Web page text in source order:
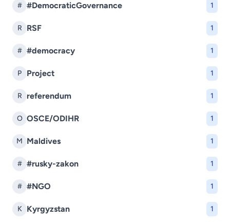
# #DemocraticGovernance 1
R RSF 1
# #democracy 1
P Project 1
R referendum 1
O OSCE/ODIHR 1
M Maldives 1
# #rusky-zakon 1
# #NGO 1
K Kyrgyzstan 1